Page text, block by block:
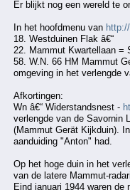
Er blijkt nog een wereld te
In het hoofdmenu van
18. Westduinen Flak â€“
22. Mammut Kwartellaan =
58. W.N. 66 HM Mammut
omgeving in het verlengde
Afkortingen:
Wn â€“ Widerstandsnest -
verlengde van de Savornin
(Mammut Gerät Kijkduin).
aanduiding "Anton" had.
Op het hoge duin in het
van de latere Mammut-
Eind januari 1944 waren de